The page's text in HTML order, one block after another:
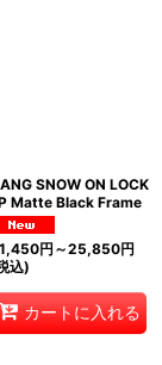
SNOW ON LOCK
Matte Black Frame
円 ～25,850円
込)
カートに入れる